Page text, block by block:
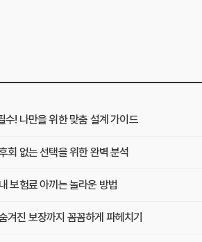
수! 나만을 위한 맞춤 설계 가이드
회 없는 선택을 위한 완벽 분석
보험료 아끼는 놀라운 방법
겨진 보장까지 꼼꼼하게 파헤치기